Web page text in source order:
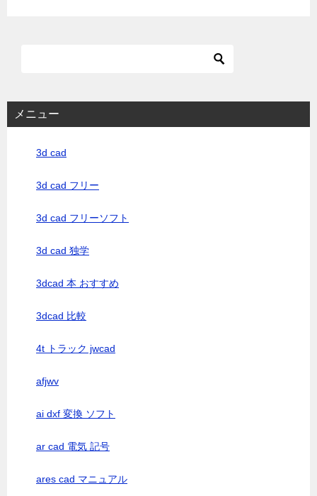
メニュー
3d cad
3d cad フリー
3d cad フリーソフト
3d cad 独学
3dcad 本 おすすめ
3dcad 比較
4t トラック jwcad
afjwv
ai dxf 変換 ソフト
ar cad 電気 記号
ares cad マニュアル